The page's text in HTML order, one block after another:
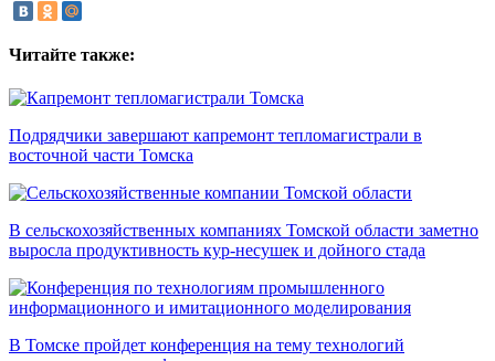
Читайте также:
Подрядчики завершают капремонт тепломагистрали в
восточной части Томска
В сельскохозяйственных компаниях Томской области заметно
выросла продуктивность кур-несушек и дойного стада
В Томске пройдет конференция на тему технологий